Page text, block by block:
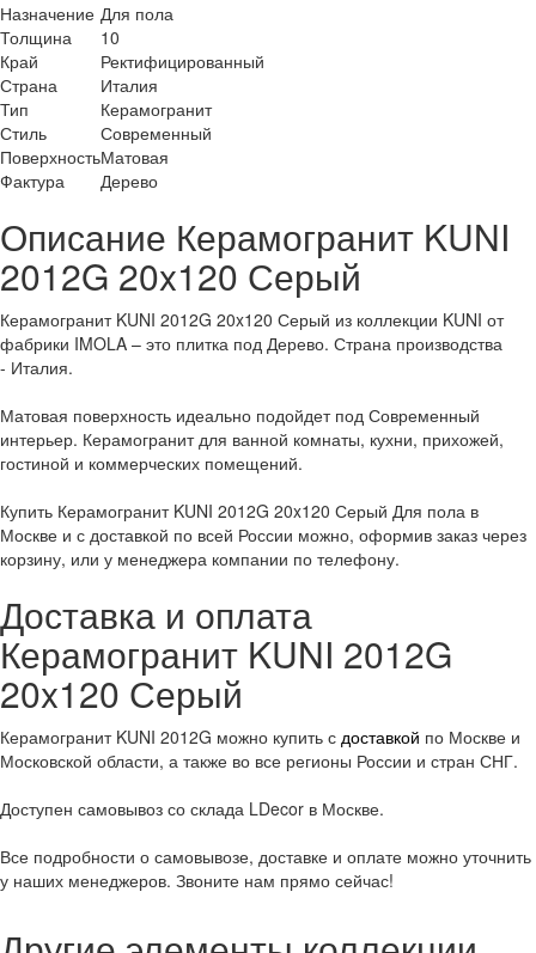
Назначение Для пола
Толщина
10
Край
Ректифицированный
Страна
Италия
Тип
Керамогранит
Стиль
Современный
ПоверхностьМатовая
Фактура
Дерево
Описание Керамогранит KUNI
2012G 20x120 Серый
Керамогранит KUNI 2012G 20x120 Серый из коллекции KUNI от
фабрики IMOLA – это плитка под Дерево. Страна производства
- Италия.
Матовая поверхность идеально подойдет под Современный
интерьер. Керамогранит для ванной комнаты, кухни, прихожей,
гостиной и коммерческих помещений.
Купить Керамогранит KUNI 2012G 20x120 Серый Для пола в
Москве и с доставкой по всей России можно, оформив заказ через
корзину, или у менеджера компании по телефону.
Доставка и оплата
Керамогранит KUNI 2012G
20x120 Серый
Керамогранит KUNI 2012G можно купить с доставкой по Москве и
Московской области, а также во все регионы России и стран СНГ.
Доступен самовывоз со склада LDecor в Москве.
Все подробности о самовывозе, доставке и оплате можно уточнить
у наших менеджеров. Звоните нам прямо сейчас!